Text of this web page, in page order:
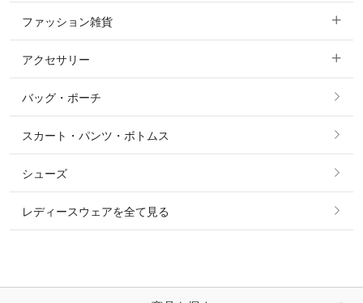
ニット・セーター
シャツ・ブラウス・ワンピース
ショージャケット
ショーシャツ
ファッション雑貨
すべてのファッション雑貨
ソックス
ベルト
アクセサリー
すべてのアクセサリー
リング
ピアス・イヤリング
バッグ・ポーチ
スカート・パンツ・ボトムス
シューズ
レディースウェアを全て見る